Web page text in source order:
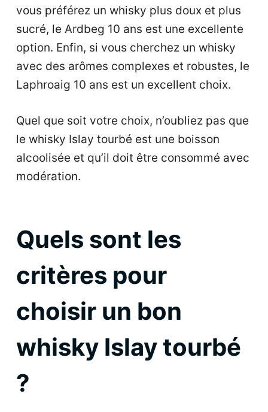
vous préférez un whisky plus doux et plus
sucré, le Ardbeg 10 ans est une excellente
option. Enfin, si vous cherchez un whisky
avec des arômes complexes et robustes, le
Laphroaig 10 ans est un excellent choix.
Quel que soit votre choix, n’oubliez pas que
le whisky Islay tourbé est une boisson
alcoolisée et qu’il doit être consommé avec
modération.
Quels sont les
critères pour
choisir un bon
whisky Islay tourbé
?